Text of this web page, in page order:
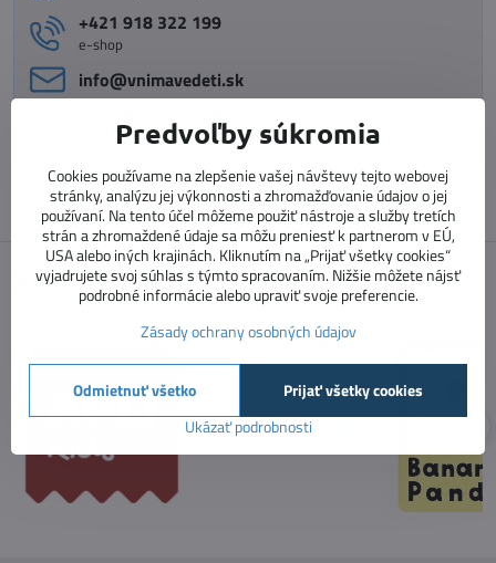
+421 918 322 199
e-shop
info​@vnimavedeti​.sk
+421 915 773 060
vzdelávanie pedagógov
vzdelavanie​@prosolutions​.sk
Značky
Predvoľby súkromia
Cookies používame na zlepšenie vašej návštevy tejto webovej
stránky, analýzu jej výkonnosti a zhromažďovanie údajov o jej
používaní. Na tento účel môžeme použiť nástroje a služby tretích
strán a zhromaždené údaje sa môžu preniesť k partnerom v EÚ,
USA alebo iných krajinách. Kliknutím na „Prijať všetky cookies“
vyjadrujete svoj súhlas s týmto spracovaním. Nižšie môžete nájsť
podrobné informácie alebo upraviť svoje preferencie.
Zásady ochrany osobných údajov
Ukázať podrobnosti
Prijať všetky cookies
Odmietnuť všetko